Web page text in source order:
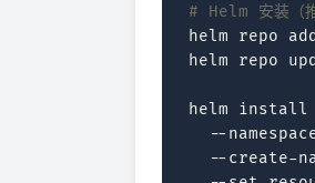
# Helm 安装（推
helm
repo add
helm
repo
helm install
--
--create-